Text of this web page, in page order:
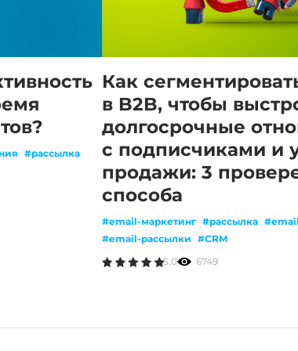
#рассылка
Как
в B2B, чтобы
долгосрочные
с подписчиками и
продажи: 3
способа
#email-маркетинг #рассылка #email
#email-рассылки #CRM
5.0
6749